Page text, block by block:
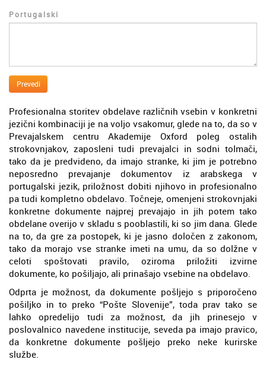
Portugalski
Prevedi
Profesionalna storitev obdelave različnih vsebin v konkretni
jezični kombinaciji je na voljo vsakomur, glede na to, da so v
Prevajalskem centru Akademije Oxford poleg ostalih
strokovnjakov, zaposleni tudi prevajalci in sodni tolmači,
tako da je predvideno, da imajo stranke, ki jim je potrebno
neposredno prevajanje dokumentov iz arabskega v
portugalski jezik, priložnost dobiti njihovo in profesionalno
pa tudi kompletno obdelavo. Točneje, omenjeni strokovnjaki
konkretne dokumente najprej prevajajo in jih potem tako
obdelane overijo v skladu s pooblastili, ki so jim dana. Glede
na to, da gre za postopek, ki je jasno določen z zakonom,
tako da morajo vse stranke imeti na umu, da so dolžne v
celoti spoštovati pravilo, oziroma priložiti izvirne
dokumente, ko pošiljajo, ali prinašajo vsebine na obdelavo.
Odprta je možnost, da dokumente pošljejo s priporočeno
pošiljko in to preko “Pošte Slovenije”, toda prav tako se
lahko opredelijo tudi za možnost, da jih prinesejo v
poslovalnico navedene institucije, seveda pa imajo pravico,
da konkretne dokumente pošljejo preko neke kurirske
službe.